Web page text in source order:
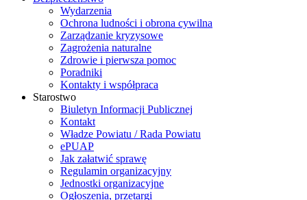
Wydarzenia
Ochrona ludności i obrona cywilna
Zarządzanie kryzysowe
Zagrożenia naturalne
Zdrowie i pierwsza pomoc
Poradniki
Kontakty i współpraca
Starostwo
Biuletyn Informacji Publicznej
Kontakt
Władze Powiatu / Rada Powiatu
ePUAP
Jak załatwić sprawę
Regulamin organizacyjny
Jednostki organizacyjne
Ogłoszenia, przetargi